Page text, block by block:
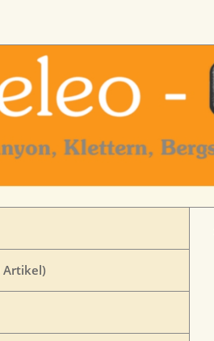
Artikel)